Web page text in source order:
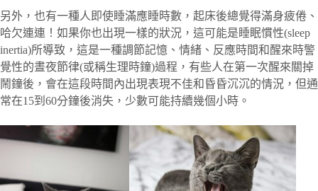
另外，也有一種人即使睡滿應睡時數，起床後總覺得滿身疲倦、
哈欠連連！如果你也出現一樣的狀況，這可能是睡眠慣性(sleep
inertia)所導致，這是一種調節記憶、情緒、反應時間和醒來時警
覺性的晝夜節律(或稱生理時鐘)過程，有些人在第一次醒來關掉
鬧鐘後，會在這段時間內出現表現不佳和昏昏沉沉的情況，但通
常在15到60分鐘後消失，少數可能持續幾個小時。